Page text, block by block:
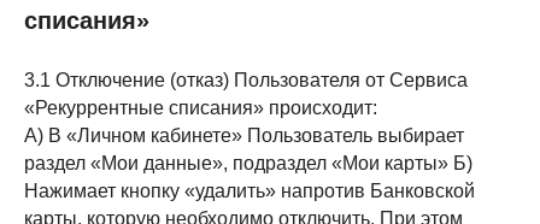
списания»
3.1 Отключение (отказ) Пользователя от Сервиса
«Рекуррентные списания» происходит:
А) В «Личном кабинете» Пользователь выбирает
раздел «Мои данные», подраздел «Мои карты» Б)
Нажимает кнопку «удалить» напротив Банковской
карты, которую необходимо отключить. При этом